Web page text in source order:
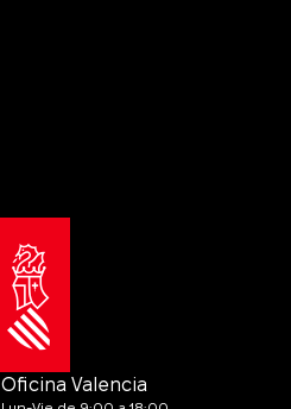
Oficina Valencia